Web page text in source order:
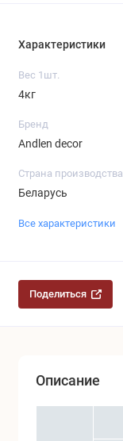
Характеристики
Вес 1шт.
4кг
Бренд
Andlen decor
Страна производства
Беларусь
Все характеристики
Поделиться
Описание